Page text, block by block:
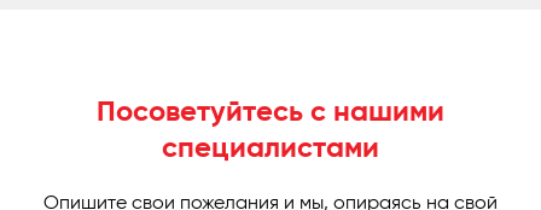
Посоветуйтесь с нашими
специалистами
Опишите свои пожелания и мы, опираясь на свой